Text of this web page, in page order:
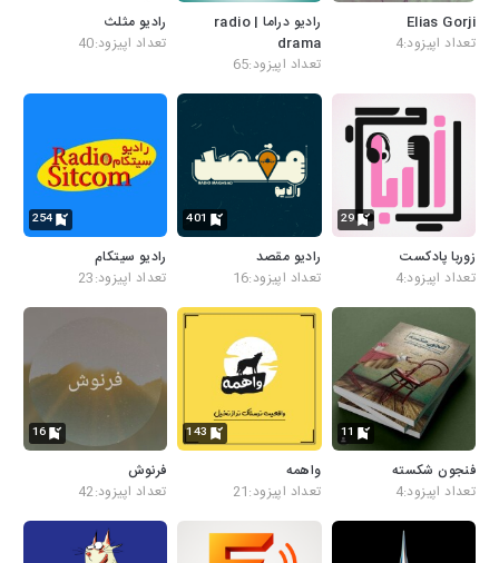
Elias Gorji
تعداد اپیزود:4
رادیو دراما | radio
drama
تعداد اپیزود:65
رادیو مثلث
تعداد اپیزود:40
29
زوربا پادکست
تعداد اپیزود:4
401
رادیو مقصد
تعداد اپیزود:16
254
رادیو سیتکام
تعداد اپیزود:23
11
فنجون شکسته
تعداد اپیزود:4
143
واهمه
تعداد اپیزود:21
16
فرنوش
تعداد اپیزود:42